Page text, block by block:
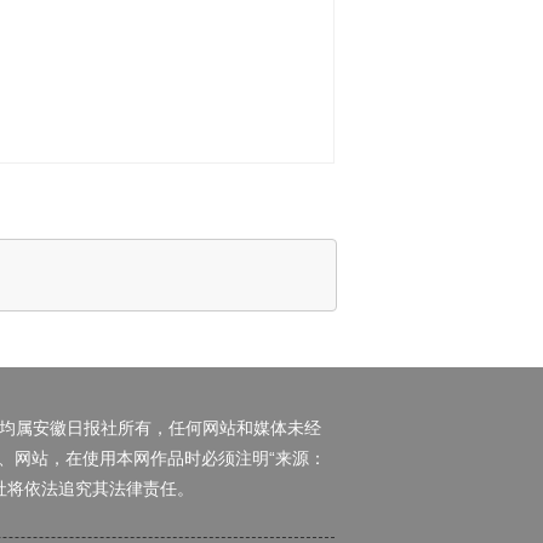
属安徽日报社所有，任何网站和媒体未经
站，在使用本网作品时必须注明“来源：
将依法追究其法律责任。